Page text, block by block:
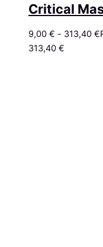
Critical
9,00 € - 313,40 €
313,40 €